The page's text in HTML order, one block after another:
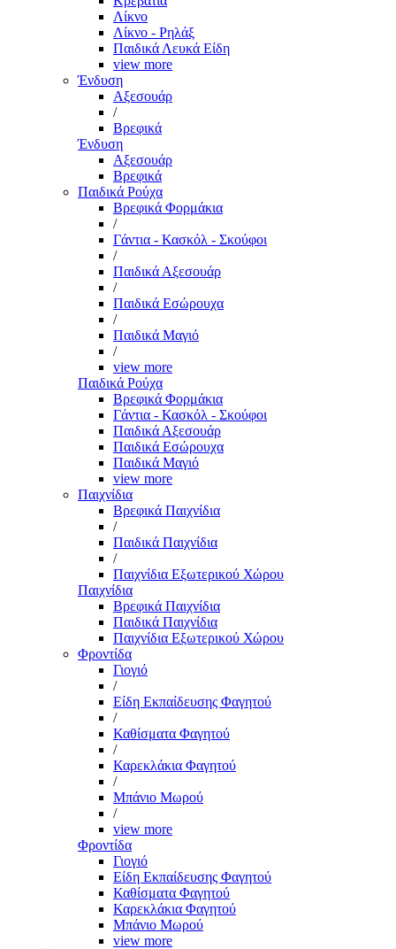
Λίκνο
Λίκνο - Ρηλάξ
Παιδικά Λευκά Είδη
view more
Ένδυση
Αξεσουάρ
/
Βρεφικά
Ένδυση
Αξεσουάρ
Βρεφικά
Παιδικά Ρούχα
Βρεφικά Φορμάκια
/
Γάντια - Κασκόλ - Σκούφοι
/
Παιδικά Αξεσουάρ
/
Παιδικά Εσώρουχα
/
Παιδικά Μαγιό
/
view more
Παιδικά Ρούχα
Βρεφικά Φορμάκια
Γάντια - Κασκόλ - Σκούφοι
Παιδικά Αξεσουάρ
Παιδικά Εσώρουχα
Παιδικά Μαγιό
view more
Παιχνίδια
Βρεφικά Παιχνίδια
/
Παιδικά Παιχνίδια
/
Παιχνίδια Εξωτερικού Χώρου
Παιχνίδια
Βρεφικά Παιχνίδια
Παιδικά Παιχνίδια
Παιχνίδια Εξωτερικού Χώρου
Φροντίδα
Γιογιό
/
Είδη Εκπαίδευσης Φαγητού
/
Καθίσματα Φαγητού
/
Καρεκλάκια Φαγητού
/
Μπάνιο Μωρού
/
view more
Φροντίδα
Γιογιό
Είδη Εκπαίδευσης Φαγητού
Καθίσματα Φαγητού
Καρεκλάκια Φαγητού
Μπάνιο Μωρού
view more